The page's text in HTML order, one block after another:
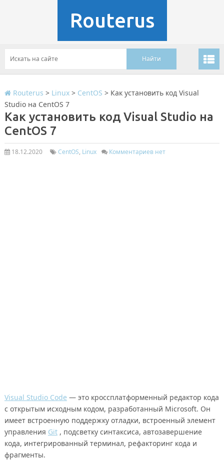
Routerus
Routerus > Linux> CentOS > Как установить код Visual
Studio на CentOS 7
Как установить код Visual Studio на
CentOS 7
18.12.2020 CentOS, Linux Комментариев нет
Visual Studio Code — это кроссплатформенный редактор кода
с открытым исходным кодом, разработанный Microsoft. Он
имеет встроенную поддержку отладки, встроенный элемент
управления Git, подсветку синтаксиса, автозавершение
кода, интегрированный терминал, рефакторинг кода и
фрагменты.